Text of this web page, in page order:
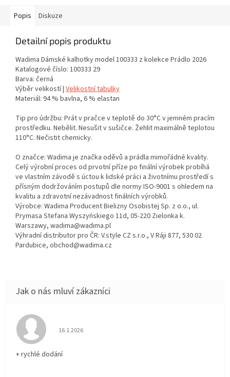
Popis Diskuze
Detailní popis produktu
Wadima Dámské kalhotky model 100333 z kolekce Prádlo 2026
Katalogové číslo: 100333 29
Barva: černá
Výběr velikostí | Velikostní tabulky
Materiál: 94 % bavlna, 6 % elastan
Tip pro údržbu: Prát v pračce v teplotě do 30°C v jemném pracím
prostředku. Nebělit. Nesušit v sušičce. Žehlit maximálně teplotou
110°C. Nečistit chemicky.
O značce: Wadima je značka oděvů a prádla mimořádné kvality.
Celý výrobní proces od prvotní příze po finální výrobek probíhá
ve vlastním závodě s úctou k lidské práci a životnímu prostředí s
přísným dodržováním postupů dle normy ISO-9001 s ohledem na
kvalitu a zdravotní nezávadnost finálních výrobků.
Výrobce: Wadima Producent Bielizny Osobistej Sp. z o.o., ul.
Prymasa Stefana Wyszyńskiego 11d, 05-220 Zielonka k.
Warszawy, wadima@wadima.pl
Výhradní distributor pro ČR: V.style CZ s.r.o., V Ráji 877, 530 02
Pardubice, obchod@wadima.cz
Hodnocení obchodu je 5 z 5 hvězdiček.
16.1.2026
+ rychlé dodání